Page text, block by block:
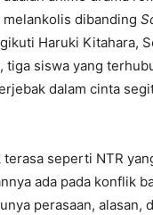
dibanding
Haruki Kitahara,
tiga siswa yang
dalam cinta
seperti NTR
ada pada konflik
perasaan, alasan,